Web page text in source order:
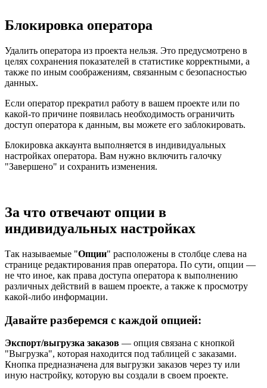
Блокировка оператора
Удалить оператора из проекта нельзя. Это предусмотрено в
целях сохранения показателей в статистике корректными, а
также по иным соображениям, связанным с безопасностью
данных.
Если оператор прекратил работу в вашем проекте или по
какой-то причине появилась необходимость ограничить
доступ оператора к данным, вы можете его заблокировать.
Блокировка аккаунта выполняется в индивидуальных
настройках оператора. Вам нужно включить галочку
"Завершено" и сохранить изменения.
За что отвечают опции в
индивидуальных настройках
Так называемые "Опции" расположены в столбце слева на
странице редактирования прав оператора. По сути, опции —
не что иное, как права доступа оператора к выполнению
различных действий в вашем проекте, а также к просмотру
какой-либо информации.
Давайте разберемся с каждой опцией:
Экспорт/выгрузка заказов — опция связана с кнопкой
"Выгрузка", которая находится под таблицей с заказами.
Кнопка предназначена для выгрузки заказов через ту или
иную настройку, которую вы создали в своем проекте.